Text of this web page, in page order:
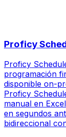
Proficy
Proficy
programación
disponible on-
Proficy
manual en
en segundos
bidireccional